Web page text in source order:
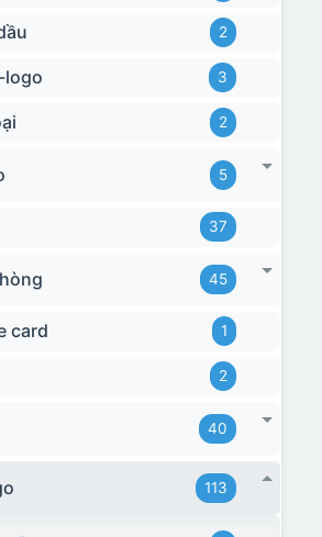
2
logo 3
2
5
37
45
card 1
2
40
113